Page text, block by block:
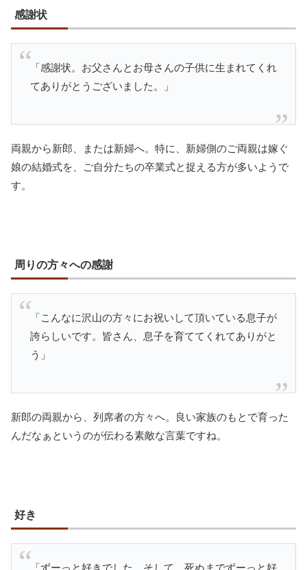
感謝状
「感謝状。お父さんとお母さんの子供に生まれてくれ
てありがとうございました。」
両親から新郎、または新婦へ。特に、新婦側のご両親は嫁ぐ
娘の結婚式を、ご自分たちの卒業式と捉える方が多いようで
す。
周りの方々への感謝
「こんなに沢山の方々にお祝いして頂いている息子が
誇らしいです。皆さん、息子を育ててくれてありがと
う」
新郎の両親から、列席者の方々へ。良い家族のもとで育った
んだなぁというのが伝わる素敵な言葉ですね。
好き
「ずーっと好きでした。そして、死ぬまでずーっと好